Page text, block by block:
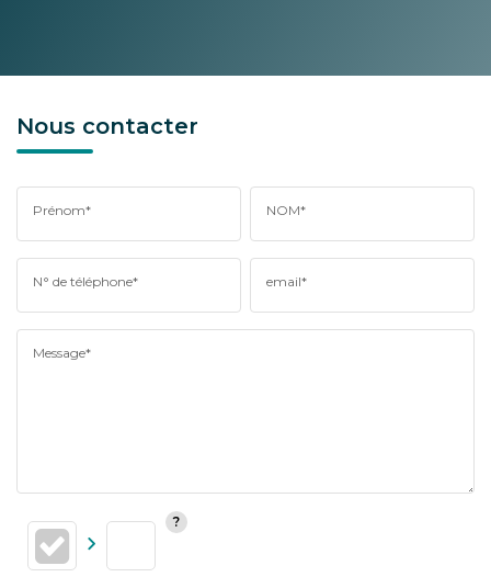
Nous contacter
Prénom* NOM*
N° de téléphone* email*
Message*